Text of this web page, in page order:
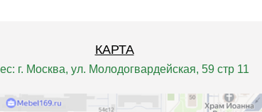
КАРТА
г. Москва, ул. Молодогвардейская, 59 стр 11